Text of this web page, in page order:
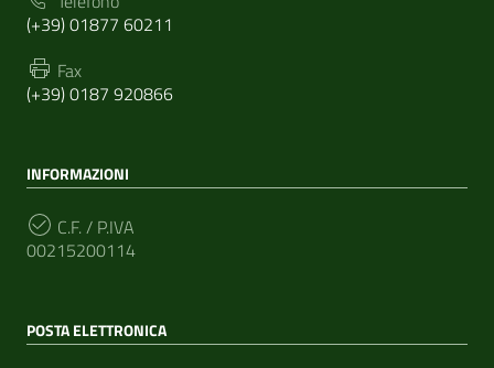
(+39) 01877 60211
Fax
(+39) 0187 920866
INFORMAZIONI
C.F. / P.IVA
00215200114
POSTA ELETTRONICA